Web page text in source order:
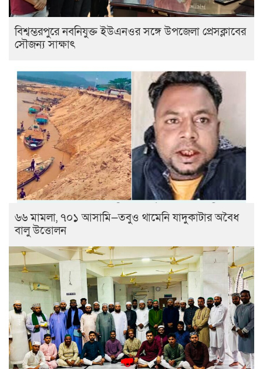
বিশ্বম্ভরপুরে নবনিযুক্ত ইউএনওর সঙ্গে উপজেলা প্রেসক্লাবের
সৌজন্য সাক্ষাৎ
৬৬ মামলা, ৭০১ আসামি—তবুও থামেনি যাদুকাটার অবৈধ
বালু উত্তোলন